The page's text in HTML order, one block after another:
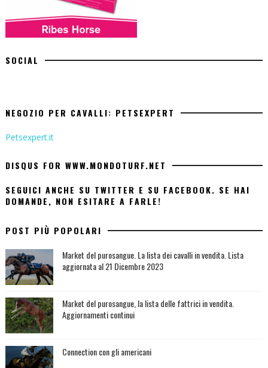
SOCIAL
NEGOZIO PER CAVALLI: PETSEXPERT
Petsexpert.it
DISQUS FOR WWW.MONDOTURF.NET
SEGUICI ANCHE SU TWITTER E SU FACEBOOK. SE HAI
DOMANDE, NON ESITARE A FARLE!
POST PIÙ POPOLARI
Market del purosangue. La lista dei cavalli in vendita. Lista
aggiornata al 21 Dicembre 2023
Market del purosangue, la lista delle fattrici in vendita.
Aggiornamenti continui
Connection con gli americani